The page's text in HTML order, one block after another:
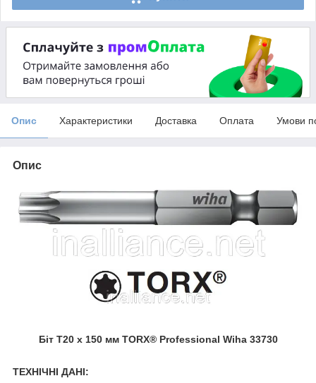
Опис Характеристики Доставка Оплата Умови
Опис
Біт Т20 х 150 мм TORX® Professional Wiha 33730
ТЕХНІЧНІ ДАНІ: